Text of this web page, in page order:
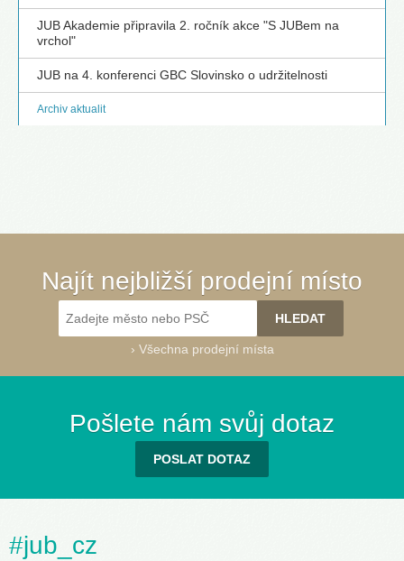
JUB Akademie připravila 2. ročník akce "S JUBem na
vrchol"
JUB na 4. konferenci GBC Slovinsko o udržitelnosti
Archiv aktualit
Najít nejbližší prodejní místo
› Všechna prodejní místa
Pošlete nám svůj dotaz
POSLAT DOTAZ
#jub_cz